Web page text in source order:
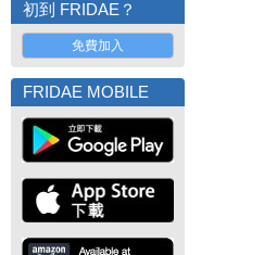
初到 FRIDAE？
免費加入
FRIDAE MOBILE